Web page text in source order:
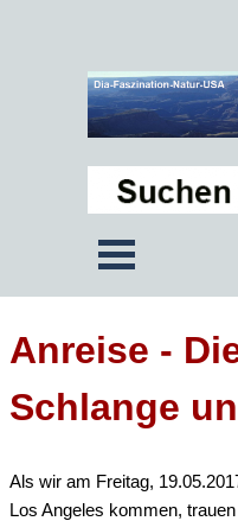
Anreise -
Schlange
Als wir am Freitag,
Los Angeles kommen,